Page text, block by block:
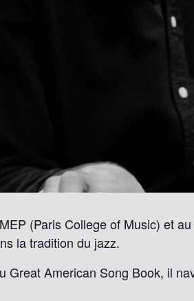
(Paris College of Music) et
la tradition du jazz.
American Song Book, il